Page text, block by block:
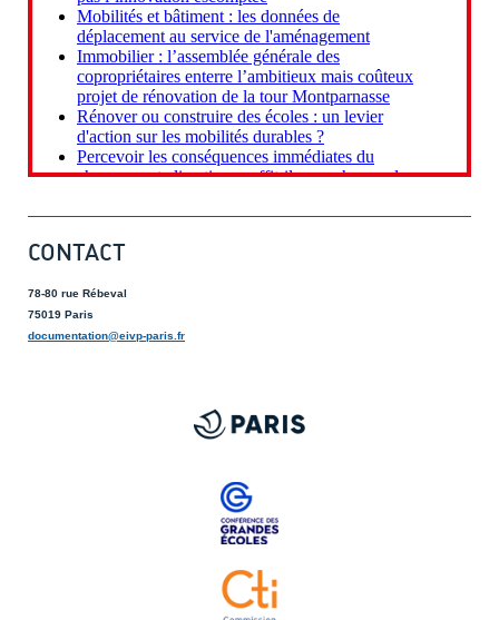
CONTACT
78-80 rue Rébeval
75019 Paris
documentation@eivp-paris.fr